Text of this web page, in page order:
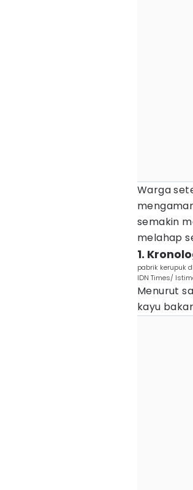
Warga
semakin
melahap
1.
pabrik kerupuk
IDN Times/
Menurut
kayu